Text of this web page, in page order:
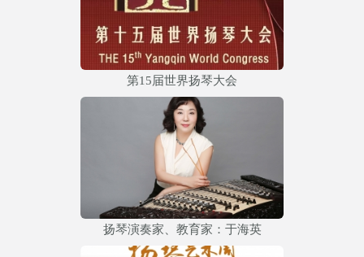
第15届世界扬琴大会
扬琴演奏家、教育家：于海英